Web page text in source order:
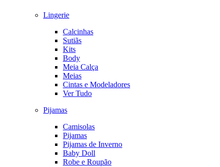
Lingerie
Calcinhas
Sutiãs
Kits
Body
Meia Calça
Meias
Cintas e Modeladores
Ver Tudo
Pijamas
Camisolas
Pijamas
Pijamas de Inverno
Baby Doll
Robe e Roupão